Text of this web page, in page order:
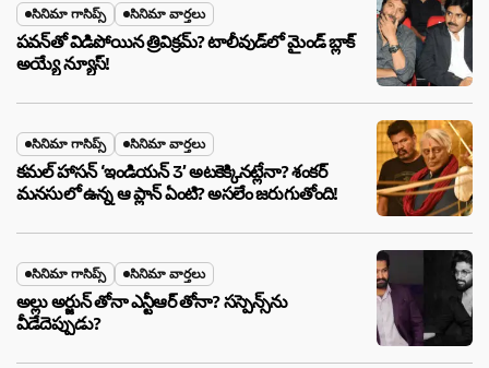
సినిమా గాసిప్స్ సినిమా వార్తలు
పవన్‌తో విడిపోయిన త్రివిక్రమ్? టాలీవుడ్‌లో మైండ్ బ్లాక్
అయ్యే న్యూస్!
సినిమా గాసిప్స్ సినిమా వార్తలు
కమల్ హాసన్ ‘ఇండియన్ 3’ అటకెక్కినట్లేనా? శంకర్
మనసులో ఉన్న ఆ ప్లాన్ ఏంటి? అసలేం జరుగుతోంది!
సినిమా గాసిప్స్ సినిమా వార్తలు
అల్లు అర్జున్ తోనా ఎన్టీఆర్ తోనా? సస్పెన్స్‌ను
వీడేదెప్పుడు?